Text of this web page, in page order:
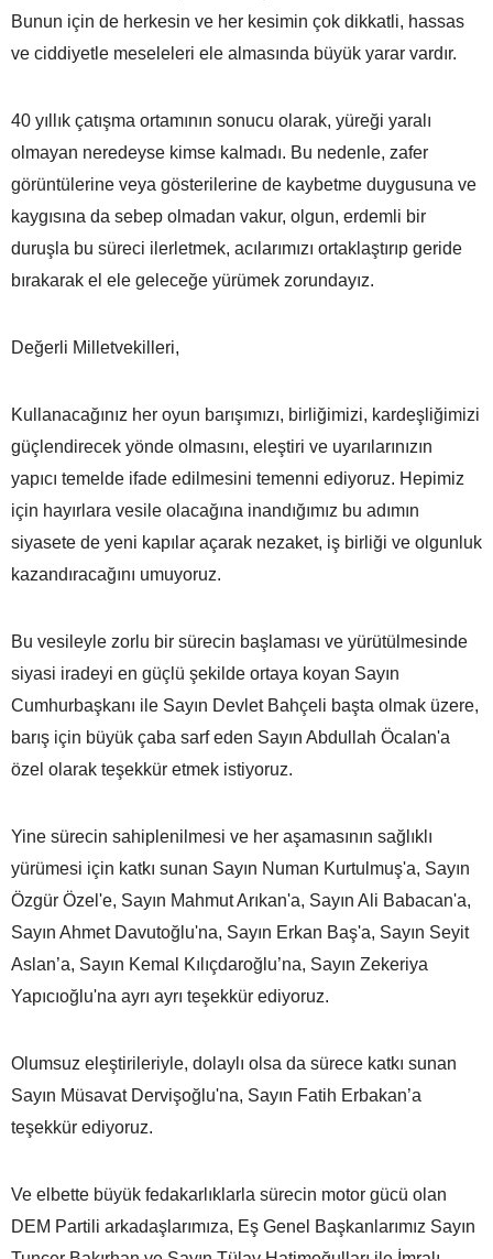
Bunun için de herkesin ve her kesimin çok dikkatli, hassas
ve ciddiyetle meseleleri ele almasında büyük yarar vardır.
40 yıllık çatışma ortamının sonucu olarak, yüreği yaralı
olmayan neredeyse kimse kalmadı. Bu nedenle, zafer
görüntülerine veya gösterilerine de kaybetme duygusuna ve
kaygısına da sebep olmadan vakur, olgun, erdemli bir
duruşla bu süreci ilerletmek, acılarımızı ortaklaştırıp geride
bırakarak el ele geleceğe yürümek zorundayız.
Değerli Milletvekilleri,
Kullanacağınız her oyun barışımızı, birliğimizi, kardeşliğimizi
güçlendirecek yönde olmasını, eleştiri ve uyarılarınızın
yapıcı temelde ifade edilmesini temenni ediyoruz. Hepimiz
için hayırlara vesile olacağına inandığımız bu adımın
siyasete de yeni kapılar açarak nezaket, iş birliği ve olgunluk
kazandıracağını umuyoruz.
Bu vesileyle zorlu bir sürecin başlaması ve yürütülmesinde
siyasi iradeyi en güçlü şekilde ortaya koyan Sayın
Cumhurbaşkanı ile Sayın Devlet Bahçeli başta olmak üzere,
barış için büyük çaba sarf eden Sayın Abdullah Öcalan'a
özel olarak teşekkür etmek istiyoruz.
Yine sürecin sahiplenilmesi ve her aşamasının sağlıklı
yürümesi için katkı sunan Sayın Numan Kurtulmuş'a, Sayın
Özgür Özel'e, Sayın Mahmut Arıkan'a, Sayın Ali Babacan'a,
Sayın Ahmet Davutoğlu'na, Sayın Erkan Baş'a, Sayın Seyit
Aslan’a, Sayın Kemal Kılıçdaroğlu’na, Sayın Zekeriya
Yapıcıoğlu'na ayrı ayrı teşekkür ediyoruz.
Olumsuz eleştirileriyle, dolaylı olsa da sürece katkı sunan
Sayın Müsavat Dervişoğlu'na, Sayın Fatih Erbakan’a
teşekkür ediyoruz.
Ve elbette büyük fedakarlıklarla sürecin motor gücü olan
DEM Partili arkadaşlarımıza, Eş Genel Başkanlarımız Sayın